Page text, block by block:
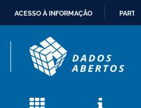
CONTEÚDO
ACESSO À INFORMAÇÃO